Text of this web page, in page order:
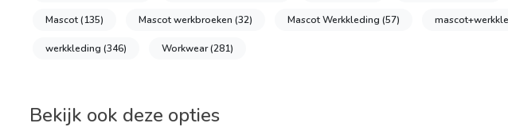
Mascot(135) Mascot werkbroeken (32) Mascot Werkkleding (57)
werkkleding (346) Workwear(281)
Bekijk ook deze opties